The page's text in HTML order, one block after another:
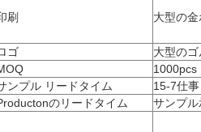
刷 大型の
ゴ
大型の
1000pcs
ンプル リードタイム
15-7仕
のリードタイム
サンプ